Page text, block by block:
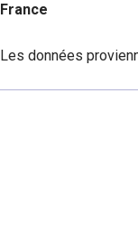
France
Les données